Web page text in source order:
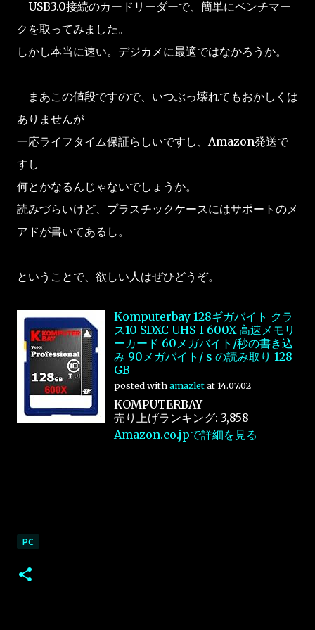
USB3.0接続のカードリーダーで、簡単にベンチマー
クを取ってみました。
しかし本当に速い。デジカメに最適ではなかろうか。
まあこの値段ですので、いつぶっ壊れてもおかしくは
ありませんが
一応ライフタイム保証らしいですし、Amazon発送で
すし
何とかなるんじゃないでしょうか。
読みづらいけど、プラスチックケースにはサポートのメ
アドが書いてあるし。
ということで、欲しい人はぜひどうぞ。
Komputerbay 128ギガバイト クラ
ス10 SDXC UHS-I 600X 高速メモリ
ーカード 60メガバイト/秒の書き込
み 90メガバイト/ s の読み取り 128
GB
posted withamazletat 14.07.02
KOMPUTERBAY
売り上げランキング: 3,858
Amazon.co.jpで詳細を見る
PC